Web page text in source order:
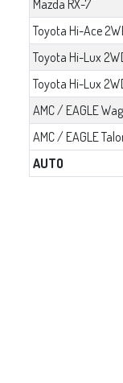
Mazda RX-7
Toyota Hi-Ace
Toyota Hi-Lux
Toyota Hi-Lux
AMC / EAGLE
AMC / EAGLE
AUTO